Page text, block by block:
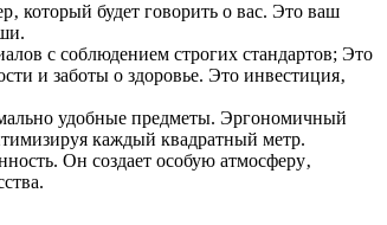
который будет говорить о вас. Это ваш
с соблюдением строгих стандартов; Это
и заботы о здоровье. Это инвестиция‚
удобные предметы. Эргономичный
каждый квадратный метр.
Он создает особую атмосферу‚